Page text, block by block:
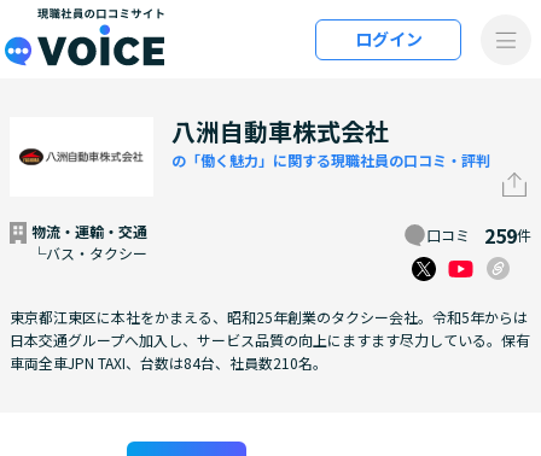
メインコンテンツにスキップ
ログイン
八洲自動車株式会社
の「働く魅力」に関する現職社員の口コミ・評判
物流・運輸・交通
└バス・タクシー
口コミ 259件
東京都江東区に本社をかまえる、昭和25年創業のタクシー会社。令和5年からは
日本交通グループへ加入し、サービス品質の向上にますます尽力している。保有
車両全車JPN TAXI、台数は84台、社員数210名。